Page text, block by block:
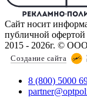
Сайт носит
публичной офертой
2015 - 2026г. ©
Создание сайта
8 (800) 5000